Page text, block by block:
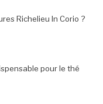
Richelieu In Corio ?
pour le thé